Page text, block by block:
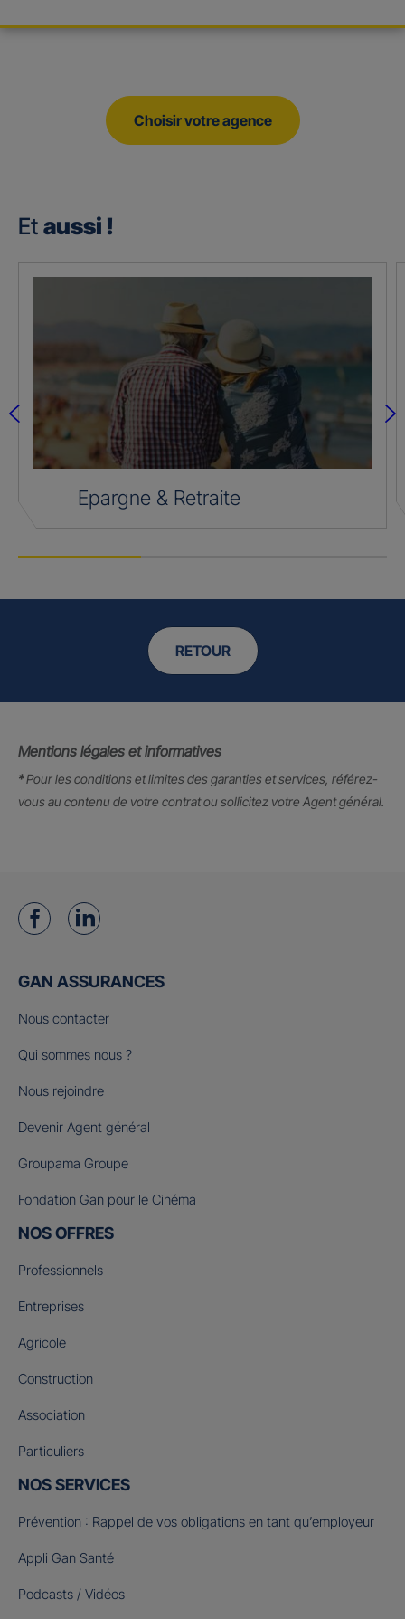
Choisir votre agence
Et aussi !
Epargne & Retraite
RETOUR
Mentions légales et informatives
*Pour les conditions et limites des garanties et services, référez-
vous au contenu de votre contrat ou sollicitez votre Agent général.
GAN ASSURANCES
Nous contacter
Qui sommes nous ?
Nous rejoindre
Devenir Agent général
Groupama Groupe
Fondation Gan pour le Cinéma
NOS OFFRES
Professionnels
Entreprises
Agricole
Construction
Association
Particuliers
NOS SERVICES
Prévention : Rappel de vos obligations en tant qu’employeur
Appli Gan Santé
Podcasts / Vidéos